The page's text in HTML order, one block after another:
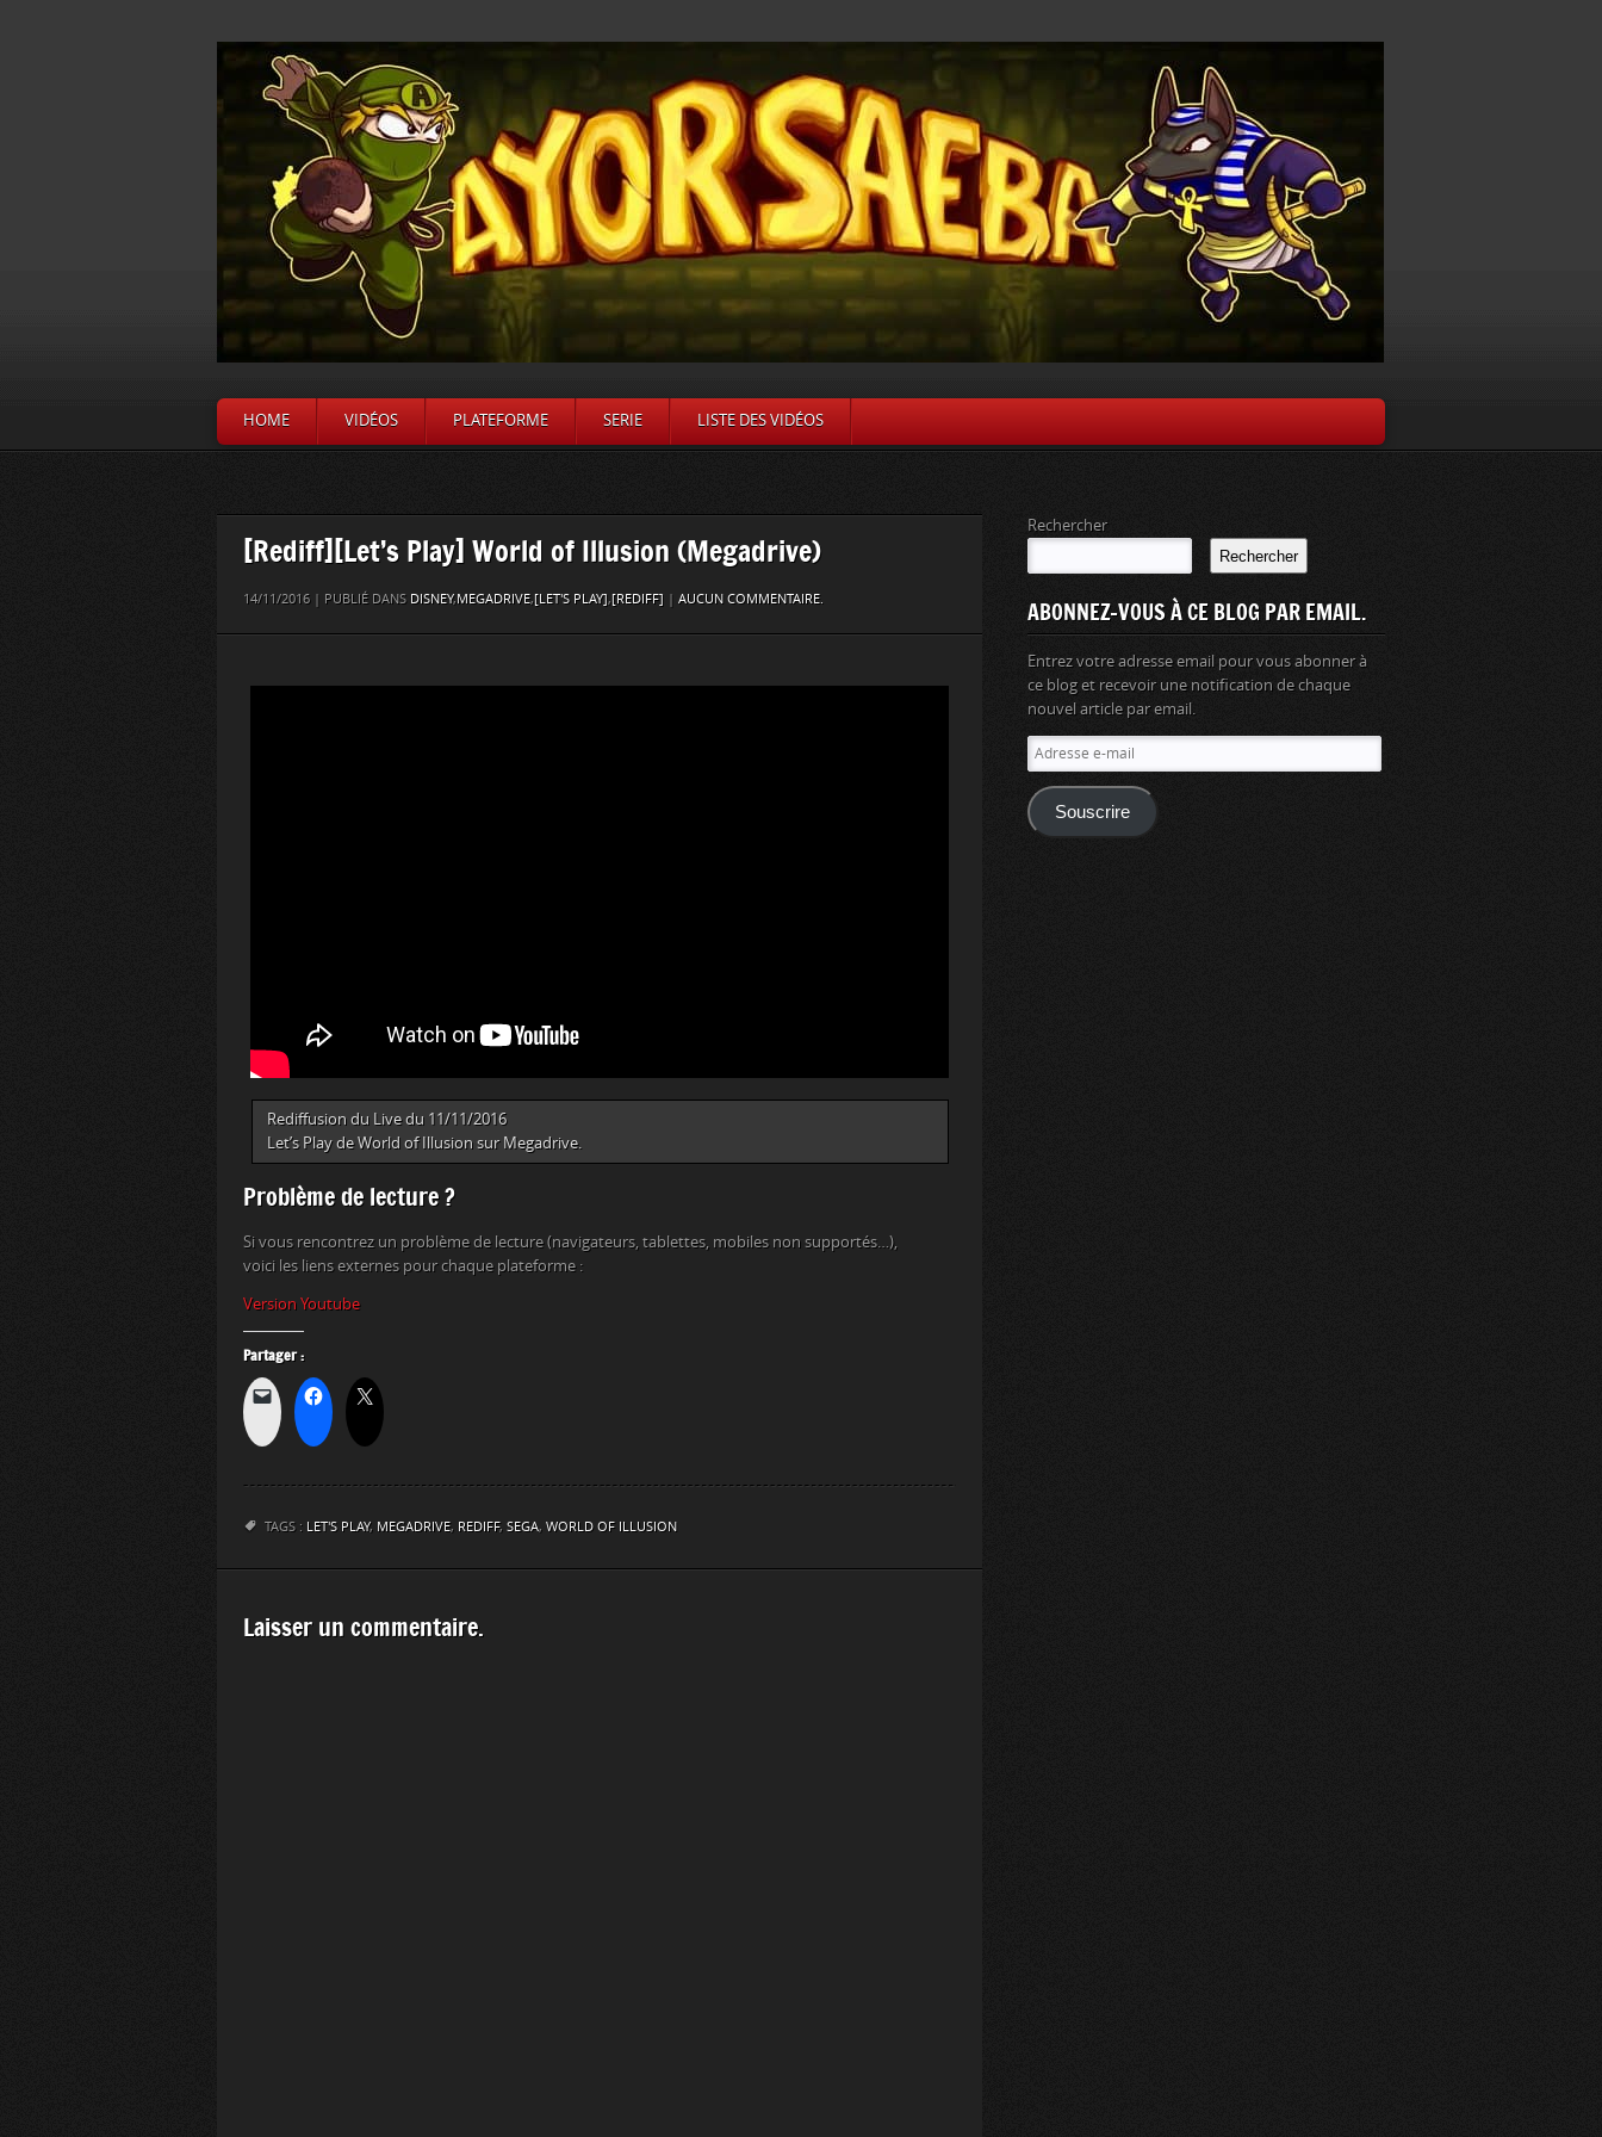
HOME VIDÉOS PLATEFORME SERIE LISTE DES VIDÉOS
[Rediff][Let’s Play] World of Illusion (Megadrive)
14/11/2016 | PUBLIÉ DANS DISNEY,MEGADRIVE,[LET'S PLAY],[REDIFF] | AUCUN COMMENTAIRE.
Rediffusion du Live du 11/11/2016
Let’s Play de World of Illusion sur Megadrive.
Problème de lecture ?
Si vous rencontrez un problème de lecture (navigateurs, tablettes, mobiles non supportés…),
voici les liens externes pour chaque plateforme :
Version Youtube
Partager :
TAGS : LET'S PLAY, MEGADRIVE, REDIFF, SEGA, WORLD OF ILLUSION
Laisser un commentaire.
Rechercher
Rechercher
ABONNEZ-VOUS À CE BLOG PAR EMAIL.
Entrez votre adresse email pour vous abonner à
ce blog et recevoir une notification de chaque
nouvel article par email.
Adresse
e-
mail
Souscrire